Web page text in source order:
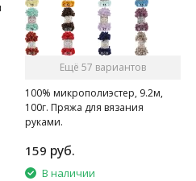
Ещё 57 вариантов
100% микрополиэстер, 9.2м,
100г. Пряжа для вязания
руками.
159 руб.
В наличии